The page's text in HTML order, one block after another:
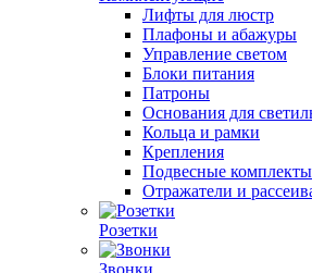
Лифты для люстр
Плафоны и абажуры
Управление светом
Блоки питания
Патроны
Основания для
Кольца и рамки
Крепления
Подвесные комплекты
Отражатели и
Розетки
Звонки